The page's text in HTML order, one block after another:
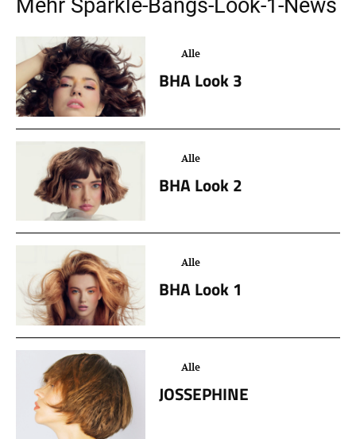
Mehr Sparkle-Bangs-Look-1-News
Alle
BHA Look 3
Alle
BHA Look 2
Alle
BHA Look 1
Alle
JOSSEPHINE